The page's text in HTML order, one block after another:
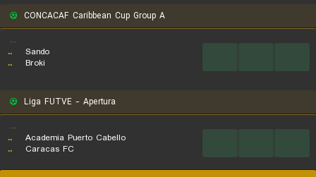
CONCACAF Caribbean Cup Group A
...
..
Sando
..
Broki
Liga FUTVE - Apertura
...
..
Academia Puerto Cabello
..
Caracas FC